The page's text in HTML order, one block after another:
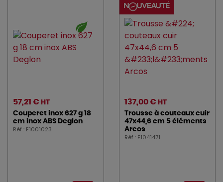
57,21 € HT
Couperet inox 627 g 18
cm inox ABS Deglon
Réf : E1001023
137,00 € HT
Trousse à couteaux cuir
47x44,6 cm 5 éléments
Arcos
Réf : E1041471